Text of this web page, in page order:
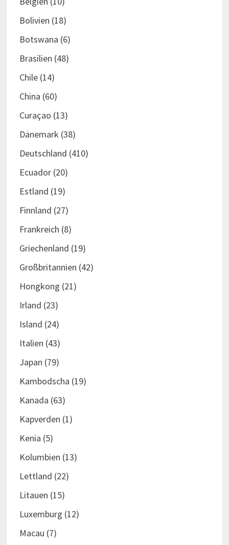
Bolivien (18)
Botswana (6)
Brasilien (48)
Chile(14)
China (60)
Curaçao (13)
Dänemark (38)
Deutschland (410)
Ecuador(20)
Estland (19)
Finnland (27)
Frankreich (8)
Griechenland (19)
Großbritannien (42)
Hongkong (21)
Irland (23)
Island (24)
Italien (43)
Japan (79)
Kambodscha (19)
Kanada (63)
Kapverden (1)
Kenia (5)
Kolumbien (13)
Lettland (22)
Litauen (15)
Luxemburg (12)
Macau (7)